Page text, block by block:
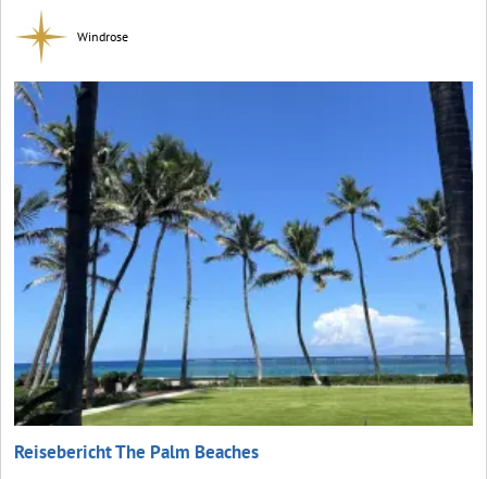
Windrose
Reisebericht The Palm Beaches